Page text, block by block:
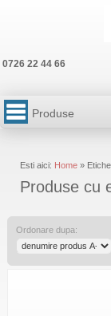
0726 22 44 66
Produse
Esti aici: Home »
Produse cu
Ordonare dupa: